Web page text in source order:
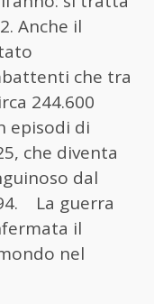
Anche il
che tra
244.600
episodi di
che diventa
dal
La guerra
il
nel